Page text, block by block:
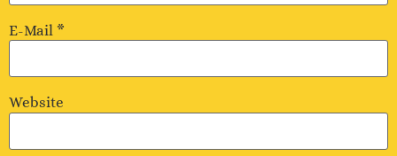
E-Mail *
Website